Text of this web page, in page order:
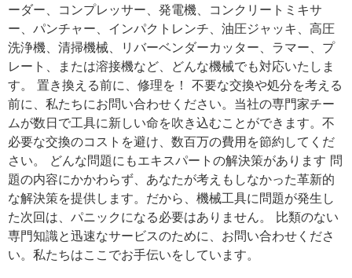
ーダー、コンプレッサー、発電機、コンクリートミキサ
ー、パンチャー、インパクトレンチ、油圧ジャッキ、高圧
洗浄機、清掃機械、リバーベンダーカッター、ラマー、プ
レート、または溶接機など、どんな機械でも対応いたしま
す。 置き換える前に、修理を！ 不要な交換や処分を考える
前に、私たちにお問い合わせください。当社の専門家チー
ムが数日で工具に新しい命を吹き込むことができます。不
必要な交換のコストを避け、数百万の費用を節約してくだ
さい。 どんな問題にもエキスパートの解決策があります 問
題の内容にかかわらず、あなたが考えもしなかった革新的
な解決策を提供します。だから、機械工具に問題が発生し
た次回は、パニックになる必要はありません。 比類のない
専門知識と迅速なサービスのために、お問い合わせくださ
い。私たちはここでお手伝いをしています。